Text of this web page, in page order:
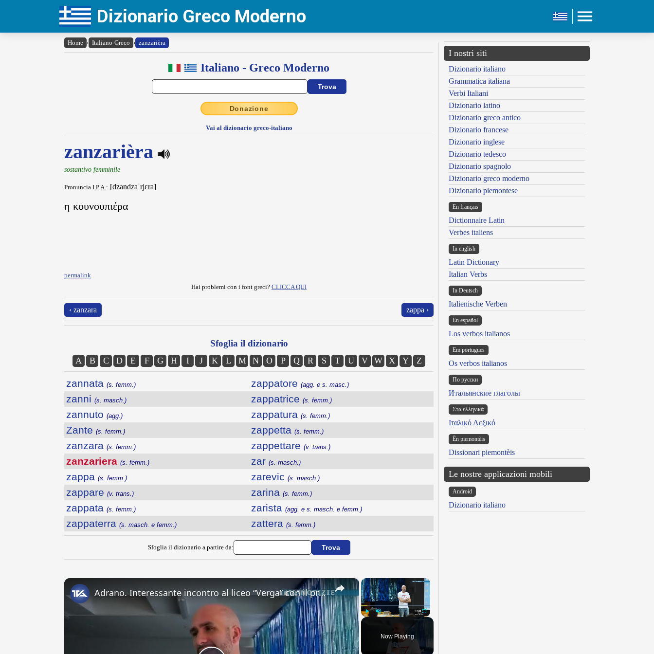
Dizionario Greco Moderno
Home › Italiano-Greco › zanzarièra
Italiano - Greco Moderno
Donazione
Vai al dizionario greco-italiano
zanzarièra
sostantivo femminile
Pronuncia I.P.A.: [dzandzaˈrjɛra]
η κουνουπιέρα
permalink
Hai problemi con i font greci? CLICCA QUI
‹ zanzara zappa ›
Sfoglia il dizionario
A B C D E F G H I J K L M N O P Q R S T U V W X Y Z
zannata (s. femm.)
zanni (s. masch.)
zannuto (agg.)
Zante (s. femm.)
zanzara (s. femm.)
zanzariera (s. femm.)
zappa (s. femm.)
zappare (v. trans.)
zappata (s. femm.)
zappaterra (s. masch. e femm.)
zappatore (agg. e s. masc.)
zappatrice (s. femm.)
zappatura (s. femm.)
zappetta (s. femm.)
zappettare (v. trans.)
zar (s. masch.)
zarevic (s. masch.)
zarina (s. femm.)
zarista (agg. e s. masch. e femm.)
zattera (s. femm.)
Sfoglia il dizionario a partire da:
×
Fullscreen
Now Playing
×
Adrano. Interessante incontro al liceo “Verga” con il prof. Fabio Gamberini. Studenti del Linguistic
I nostri siti
Dizionario italiano
Grammatica italiana
Verbi Italiani
Dizionario latino
Dizionario greco antico
Dizionario francese
Dizionario inglese
Dizionario tedesco
Dizionario spagnolo
Dizionario greco moderno
Dizionario piemontese
En français
Dictionnaire Latin
Verbes italiens
In english
Latin Dictionary
Italian Verbs
In Deutsch
Italienische Verben
En español
Los verbos italianos
Em portugues
Os verbos italianos
По русски
Итальянские глаголы
Στα ελληνικά
Ιταλικό Λεξικό
Ën piemontèis
Dissionari piemontèis
Le nostre applicazioni mobili
Android
Dizionario italiano